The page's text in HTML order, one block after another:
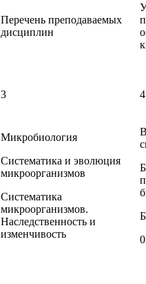
Перечень преподаваемых
дисциплин
3 4
Микробиология
Систематика и эволюция
микроорганизмов
Систематика
микроорганизмов.
Наследственность и
изменчивость